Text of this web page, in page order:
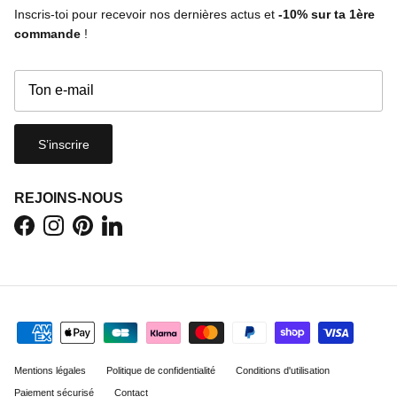
Inscris-toi pour recevoir nos dernières actus et -10% sur ta 1ère
commande !
S’inscrire
REJOINS-NOUS
FacebookInstagram
PinterestLinkedIn
Mentions légales Politique de confidentialité Conditions d'utilisation
Paiement sécurisé Contact